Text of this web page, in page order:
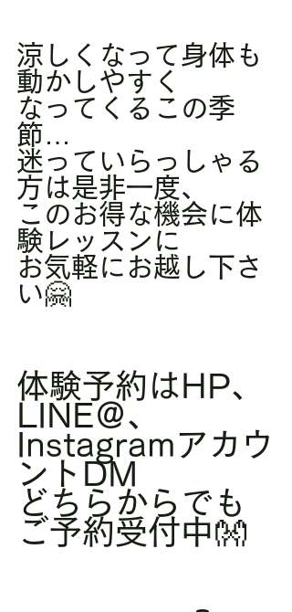
涼しくなって身体も
動かしやすく
なってくるこの季
節…
迷っていらっしゃる
方は是非一度、
このお得な機会に体
験レッスンに
お気軽にお越し下さ
い🤗
体験予約はHP、
LINE＠、
Instagramアカウ
ントDM
どちらからでも
ご予約受付中👐